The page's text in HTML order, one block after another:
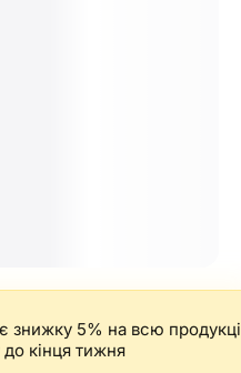
знижку 5% на всю
кінця тижня